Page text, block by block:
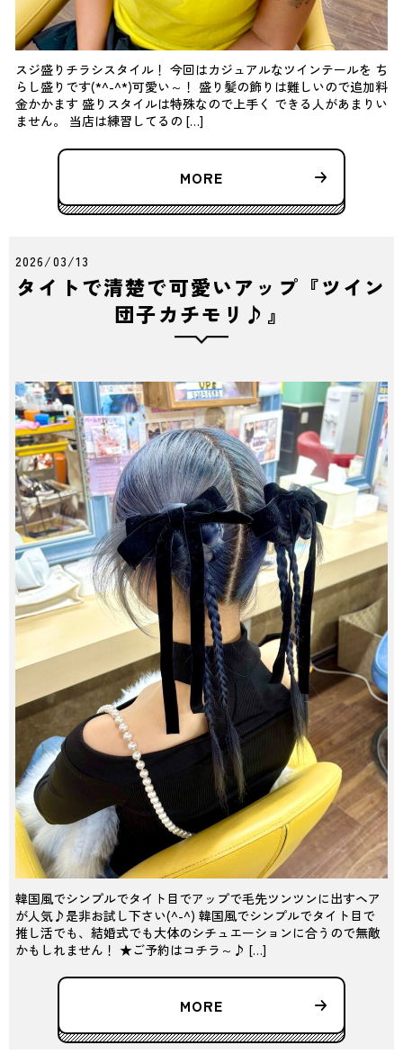
スジ盛りチラシスタイル！ 今回はカジュアルなツインテールを ち
らし盛りです(*^-^*)可愛い～！ 盛り髪の飾りは難しいので追加料
金かかます 盛りスタイルは特殊なので上手く できる人があまりい
ません。 当店は練習してるの […]
MORE
2026/03/13
タイトで清楚で可愛いアップ『ツイン
団子カチモリ♪』
韓国風でシンプルでタイト目でアップで毛先ツンツンに出すヘア
が人気♪是非お試し下さい(^-^) 韓国風でシンプルでタイト目で
推し活でも、結婚式でも大体のシチュエーションに合うので無敵
かもしれません！ ★ご予約はコチラ～♪ […]
MORE